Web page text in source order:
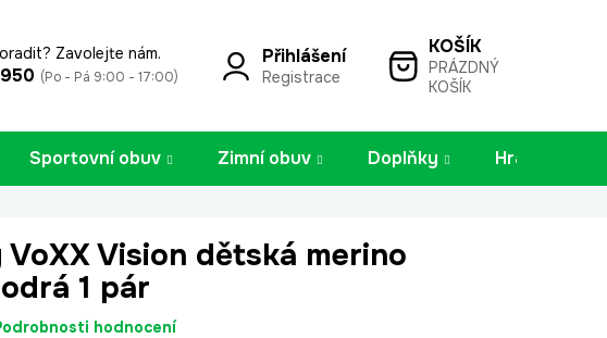
Zavolejte nám.
(Po - Pá 9:00 - 17:00)
Přihlášení
Registrace
NÁKUPNÍ
KOŠÍK
PRÁZDNÝ
KOŠÍK
Sportovní obuv Zimní obuv Doplňky Hračky
VoXX Vision dětská merino
1 pár
hodnocení